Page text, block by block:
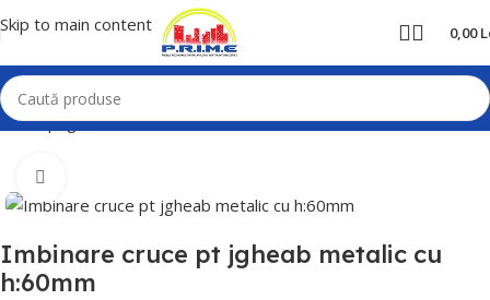
Skip to main content 0,00
Prima pagină Home Trasee Cabluri Canal cablu
Imbinare cruce pt jgheab metalic cu
h:60mm